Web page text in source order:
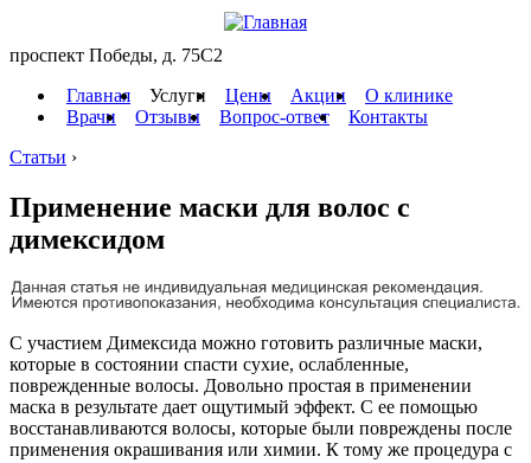
проспект Победы, д. 75C2
Главная
Услуги Цены Акции
О клинике
Врачи
Отзывы Вопрос-ответ
Контакты
Статьи ›
Применение маски для волос с
димексидом
С участием Димексида можно готовить различные маски,
которые в состоянии спасти сухие, ослабленные,
поврежденные волосы. Довольно простая в применении
маска в результате дает ощутимый эффект. С ее помощью
восстанавливаются волосы, которые были повреждены после
применения окрашивания или химии. К тому же процедура с